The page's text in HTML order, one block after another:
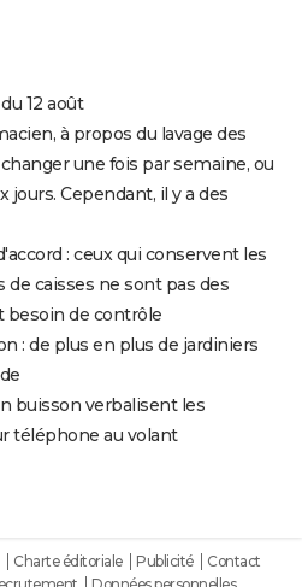
12 août
à propos du lavage des
une fois par semaine, ou
Cependant, il y a des
: ceux qui conservent les
de caisses ne sont pas des
besoin de contrôle
: de plus en plus de jardiniers
buisson verbalisent les
téléphone au volant
Charte éditoriale Publicité
Contact